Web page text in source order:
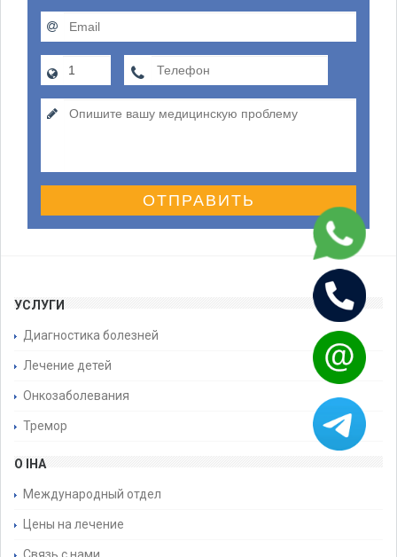
ОТПРАВИТЬ
УСЛУГИ
Диагностика болезней
Лечение детей
Онкозаболевания
Тремор
О IHA
Международный отдел
Цены на лечение